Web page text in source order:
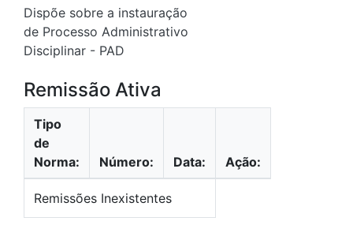
Dispõe sobre a instauração
de Processo Administrativo
Disciplinar - PAD
Remissão Ativa
Tipo
de
Norma:
Número: Data: Ação:
Remissões Inexistentes